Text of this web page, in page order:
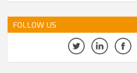
FOLLOW US